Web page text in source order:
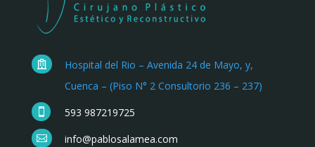

Hospital del Rio – Avenida 24 de Mayo, y,
Cuenca – (Piso N° 2 Consultorio 236 – 237)
 593 987219725
 info@pablosalamea.com